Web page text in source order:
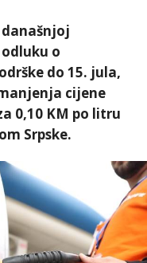
današnjoj
o
do 15. jula,
cijene
0,10 KM po litru
Srpske.